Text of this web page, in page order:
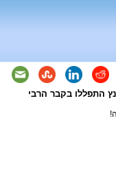
התפללו בקבר הרבי